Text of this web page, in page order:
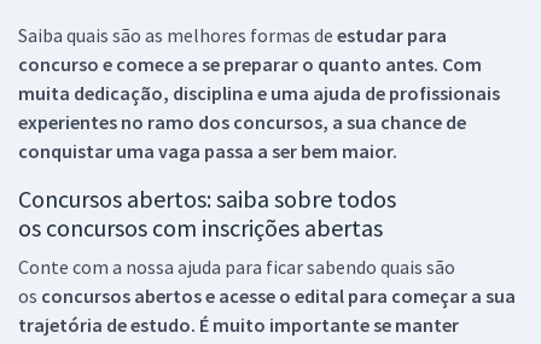
Saiba quais são as melhores formas de estudar para
concurso e comece a se preparar o quanto antes. Com
muita dedicação, disciplina e uma ajuda de profissionais
experientes no ramo dos concursos, a sua chance de
conquistar uma vaga passa a ser bem maior.
Concursos abertos: saiba sobre todos
os concursos com inscrições abertas
Conte com a nossa ajuda para ficar sabendo quais são
os concursos abertos e acesse o edital para começar a sua
trajetória de estudo. É muito importante se manter